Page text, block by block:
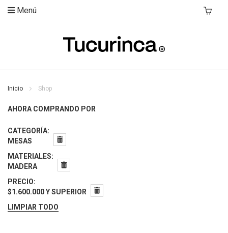
Menú Mi
Inicio Shop
AHORA COMPRANDO POR
CATEGORÍA
MESAS
MATERIALES
MADERA
PRECIO
$1.600.000 Y SUPERIOR
LIMPIAR TODO